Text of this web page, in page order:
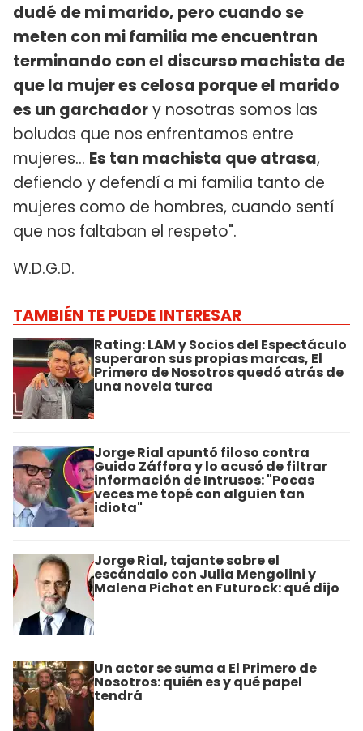
dudé de mi marido, pero cuando se
meten con mi familia me encuentran
terminando con el discurso machista de
que la mujer es celosa porque el marido
es un garchadory nosotras somos las
boludas que nos enfrentamos entre
mujeres... Es tan machista que atrasa,
defiendo y defendí a mi familia tanto de
mujeres como de hombres, cuando sentí
que nos faltaban el respeto".
W.D.G.D.
TAMBIÉN TE PUEDE INTERESAR
Rating: LAM y Socios del Espectáculo
superaron sus propias marcas, El
Primero de Nosotros quedó atrás de
una novela turca
Jorge Rial apuntó filoso contra
Guido Záffora y lo acusó de filtrar
información de Intrusos: "Pocas
veces me topé con alguien tan
idiota"
Jorge Rial, tajante sobre el
escándalo con Julia Mengolini y
Malena Pichot en Futurock: qué dijo
Un actor se suma a El Primero de
Nosotros: quién es y qué papel
tendrá